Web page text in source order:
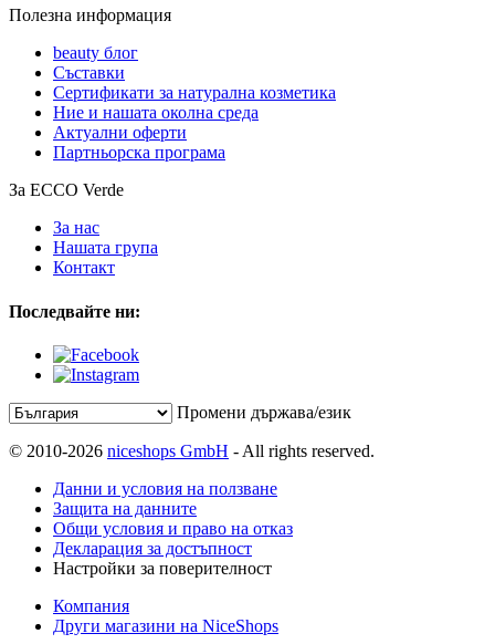
Полезна информация
beauty блог
Съставки
Сертификати за натурална козметика
Ние и нашата околна среда
Актуални оферти
Партньорска програма
За ECCO Verde
За нас
Нашата група
Контакт
Последвайте ни:
Промени държава/език
© 2010-2026 niceshops GmbH - All rights reserved.
Данни и условия на ползване
Защита на данните
Общи условия и право на отказ
Декларация за достъпност
Настройки за поверителност
Компания
Други магазини на NiceShops